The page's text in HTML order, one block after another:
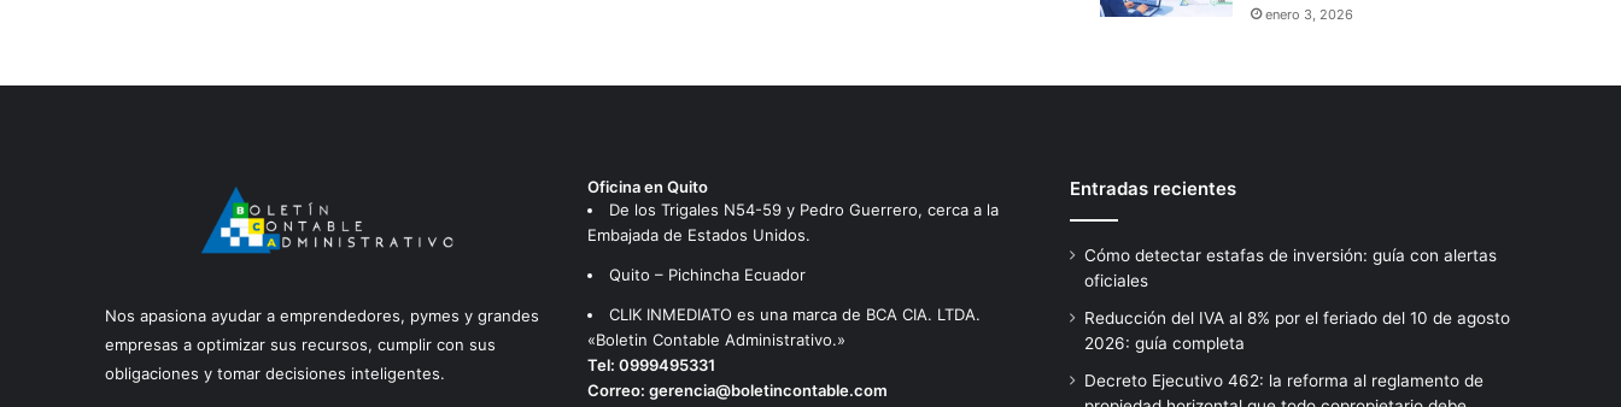
enero 3, 2026
Nos apasiona ayudar a emprendedores, pymes y grandes
empresas a optimizar sus recursos, cumplir con sus
obligaciones y tomar decisiones inteligentes.
Oficina en Quito
De los Trigales N54-59 y Pedro Guerrero, cerca a la
Embajada de Estados Unidos.
Quito – Pichincha Ecuador
CLIK INMEDIATO es una marca de BCA CIA. LTDA.
«Boletin Contable Administrativo.»
Tel: 0999495331
Correo: gerencia@boletincontable.com
Entradas recientes
Cómo detectar estafas de inversión: guía con alertas
oficiales
Reducción del IVA al 8% por el feriado del 10 de agosto
2026: guía completa
Decreto Ejecutivo 462: la reforma al reglamento de